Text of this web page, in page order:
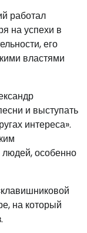
работал
на успехи в
его
властями
и выступать
интереса».
особенно
на который